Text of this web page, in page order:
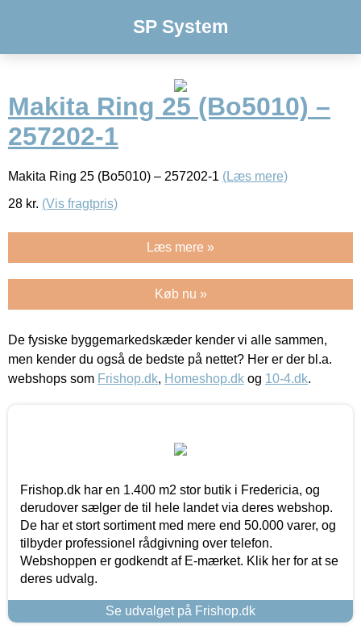
SP System
Makita Ring 25 (Bo5010) –
257202-1
Makita Ring 25 (Bo5010) – 257202-1 (Læs mere)
28 kr. (Vis fragtpris)
Læs mere »
Køb nu »
De fysiske byggemarkedskæder kender vi alle sammen,
men kender du også de bedste på nettet? Her er der bl.a.
webshops som Frishop.dk, Homeshop.dk og 10-4.dk.
Frishop.dk har en 1.400 m2 stor butik i Fredericia, og
derudover sælger de til hele landet via deres webshop.
De har et stort sortiment med mere end 50.000 varer, og
tilbyder professionel rådgivning over telefon.
Webshoppen er godkendt af E-mærket. Klik her for at se
deres udvalg.
Se udvalget på Frishop.dk